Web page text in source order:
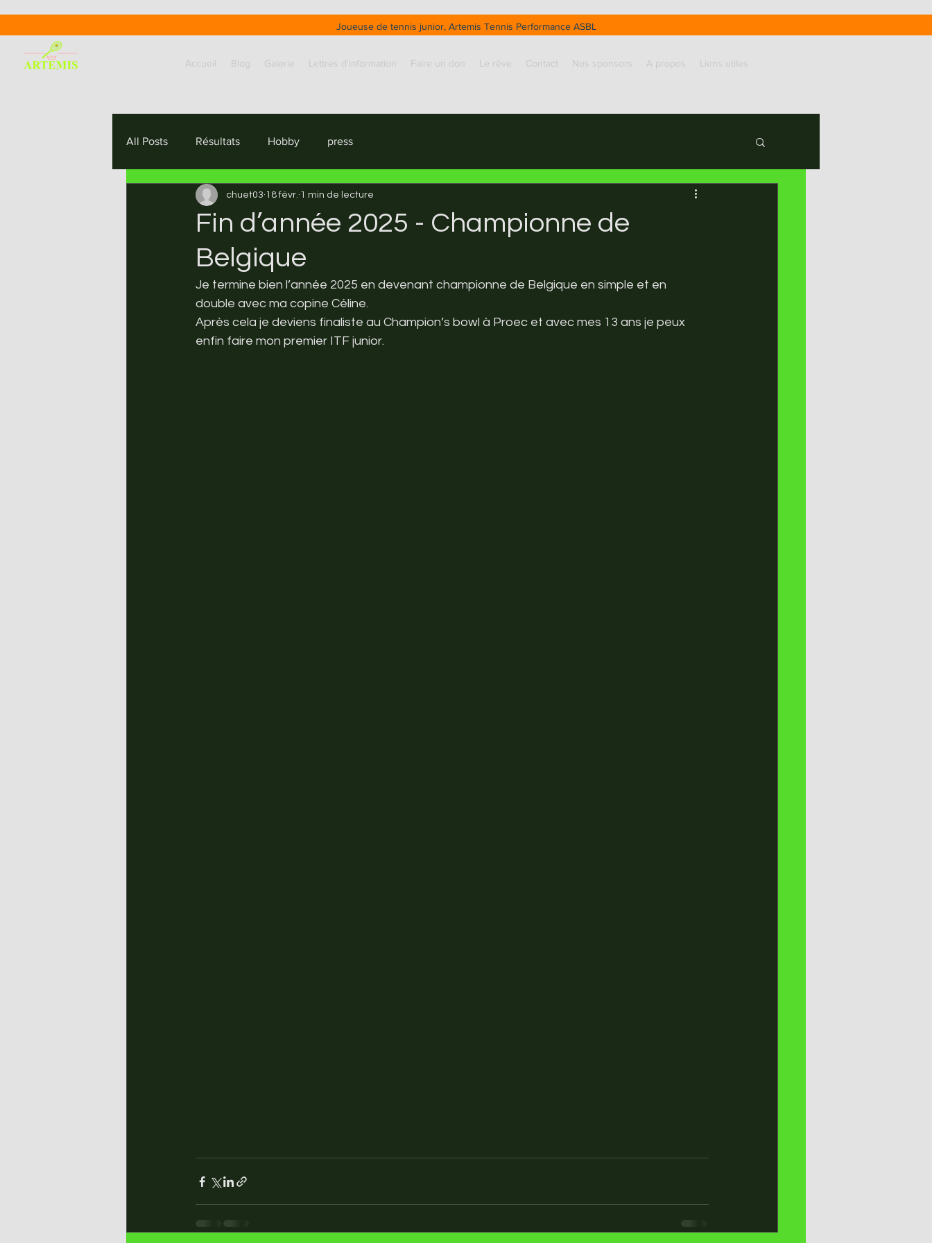
Accueil Blog Galerie Lettres d'information Faire un don Le rêve Contact Nos sponsors A propos Liens utiles
Joueuse de tennis junior, Artemis Tennis Performance ASBL
All Posts Résultats Hobby press
Fin d’année 2025 - Championne de
Belgique
chuet03 18 févr. 1 min de lecture
Je termine bien l’année 2025 en devenant championne de Belgique en simple et en
double avec ma copine Céline.
Après cela je deviens finaliste au Champion’s bowl à Proec et avec mes 13 ans je peux
enfin faire mon premier ITF junior.